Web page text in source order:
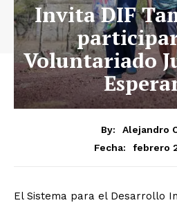
Invita DIF
Voluntariado
By:
Alejandro
Fecha:
febrero
El Sistema para el Desarrollo